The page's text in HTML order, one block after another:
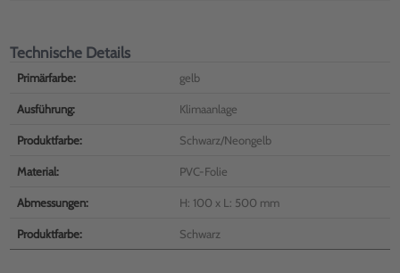
Technische Details
Primärfarbe: gelb
Ausführung: Klimaanlage
Produktfarbe: Schwarz/Neongelb
Material: PVC-Folie
Abmessungen: H: 100 x L: 500 mm
Produktfarbe: Schwarz